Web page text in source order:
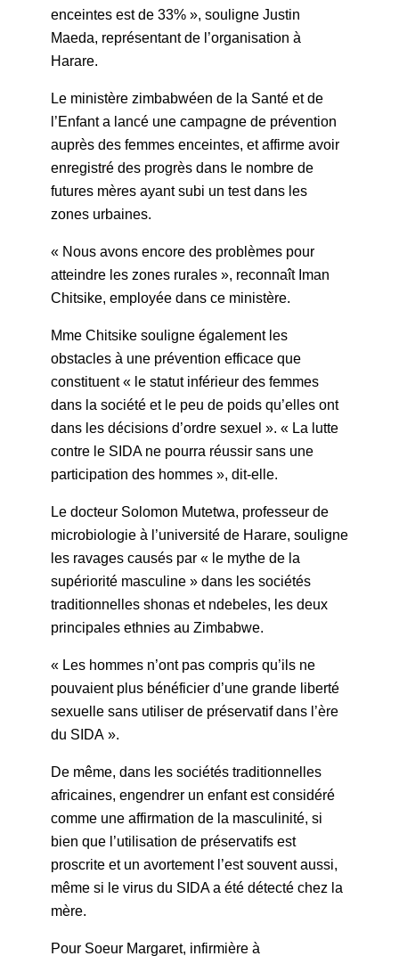
enceintes est de 33% », souligne Justin
Maeda, représentant de l’organisation à
Harare.
Le ministère zimbabwéen de la Santé et de
l’Enfant a lancé une campagne de prévention
auprès des femmes enceintes, et affirme avoir
enregistré des progrès dans le nombre de
futures mères ayant subi un test dans les
zones urbaines.
« Nous avons encore des problèmes pour
atteindre les zones rurales », reconnaît Iman
Chitsike, employée dans ce ministère.
Mme Chitsike souligne également les
obstacles à une prévention efficace que
constituent « le statut inférieur des femmes
dans la société et le peu de poids qu’elles ont
dans les décisions d’ordre sexuel ». « La lutte
contre le SIDA ne pourra réussir sans une
participation des hommes », dit-elle.
Le docteur Solomon Mutetwa, professeur de
microbiologie à l’université de Harare, souligne
les ravages causés par « le mythe de la
supériorité masculine » dans les sociétés
traditionnelles shonas et ndebeles, les deux
principales ethnies au Zimbabwe.
« Les hommes n’ont pas compris qu’ils ne
pouvaient plus bénéficier d’une grande liberté
sexuelle sans utiliser de préservatif dans l’ère
du SIDA ».
De même, dans les sociétés traditionnelles
africaines, engendrer un enfant est considéré
comme une affirmation de la masculinité, si
bien que l’utilisation de préservatifs est
proscrite et un avortement l’est souvent aussi,
même si le virus du SIDA a été détecté chez la
mère.
Pour Soeur Margaret, infirmière à